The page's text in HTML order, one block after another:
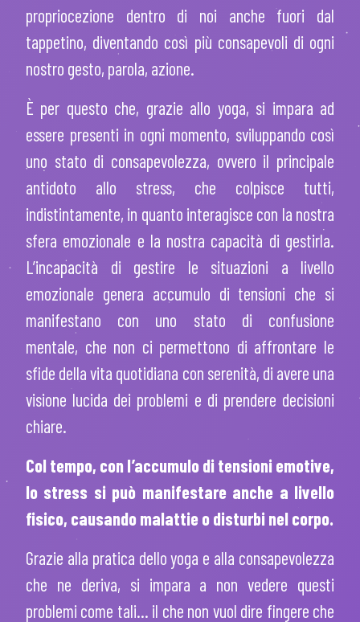
propriocezione dentro di noi anche fuori dal
tappetino, diventando così più consapevoli di ogni
nostro gesto, parola, azione.
È per questo che, grazie allo yoga, si impara ad
essere presenti in ogni momento, sviluppando così
uno stato di consapevolezza, ovvero il principale
antidoto allo stress, che colpisce tutti,
indistintamente, in quanto interagisce con la nostra
sfera emozionale e la nostra capacità di gestirla.
L’incapacità di gestire le situazioni a livello
emozionale genera accumulo di tensioni che si
manifestano con uno stato di confusione
mentale, che non ci permettono di affrontare le
sfide della vita quotidiana con serenità, di avere una
visione lucida dei problemi e di prendere decisioni
chiare.
Col tempo, con l’accumulo di tensioni emotive,
lo stress si può manifestare anche a livello
fisico, causando malattie o disturbi nel corpo.
Grazie alla pratica dello yoga e alla consapevolezza
che ne deriva, si impara a non vedere questi
problemi come tali… il che non vuol dire fingere che